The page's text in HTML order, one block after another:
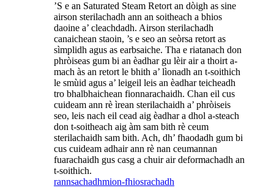
’S e an Saturated Steam Retort an dòigh as sine
airson sterilachadh ann an soitheach a bhios
daoine a’ cleachdadh. Airson sterilachadh
canaichean staoin, ’s e seo an seòrsa retort as
sìmplidh agus as earbsaiche. Tha e riatanach don
phròiseas gum bi an èadhar gu lèir air a thoirt a-
mach às an retort le bhith a’ lìonadh an t-soithich
le smùid agus a’ leigeil leis an èadhar teicheadh ​​
tro bhalbhaichean fionnarachaidh. Chan eil cus
cuideam ann rè ìrean sterilachaidh a’ phròiseis
seo, leis nach eil cead aig èadhar a dhol a-steach
don t-soitheach aig àm sam bith rè ceum
sterilachaidh sam bith. Ach, dh’ fhaodadh gum bi
cus cuideam adhair ann rè nan ceumannan
fuarachaidh gus casg a chuir air deformachadh an
t-soithich.
rannsachadhmion-fhiosrachadh